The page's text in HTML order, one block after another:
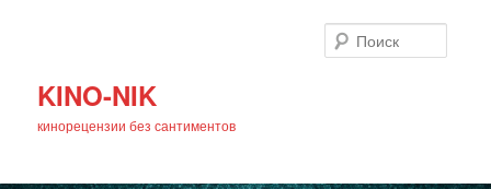
KINO-NIK
кинорецензии без сантиментов